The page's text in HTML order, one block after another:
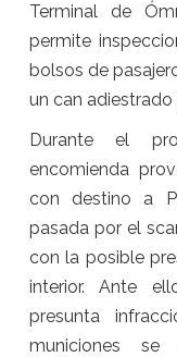
Terminal de
permite
bolsos de
un can adiestrado
Durante el
encomienda
con destino a
pasada por el
con la posible
interior. Ante
presunta
municiones